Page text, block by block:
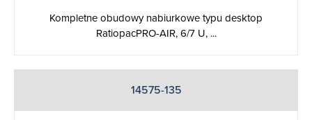
Kompletne obudowy nabiurkowe typu desktop
RatiopacPRO-AIR, 6/7 U, ...
14575-135